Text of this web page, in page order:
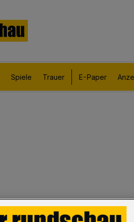
Spiele Trauer E-Paper